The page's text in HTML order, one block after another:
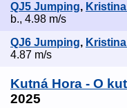
QJ5 Jumping,
b., 4.98 m/s
QJ6 Jumping,
4.87 m/s
Kutná Hora - O
2025